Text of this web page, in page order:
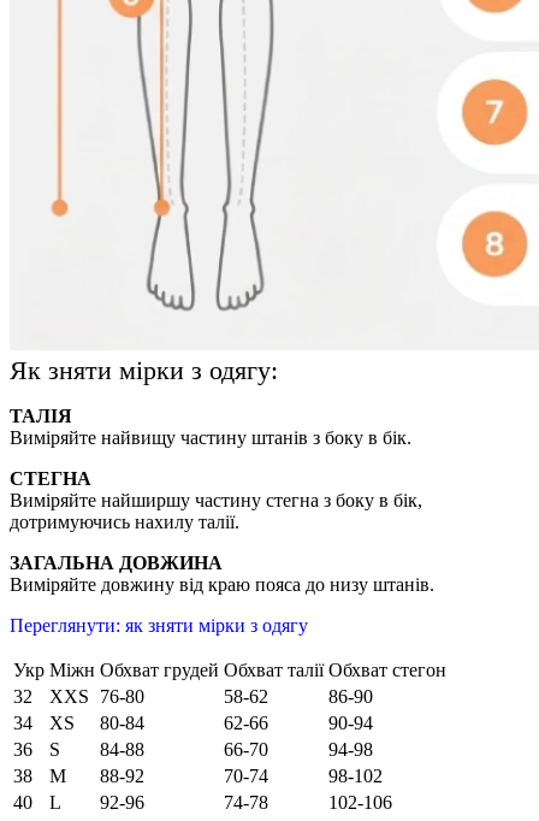
Як зняти мірки з одягу:
ТАЛІЯ
Виміряйте найвищу частину штанів з боку в бік.
СТЕГНА
Виміряйте найширшу частину стегна з боку в бік,
дотримуючись нахилу талії.
ЗАГАЛЬНА ДОВЖИНА
Виміряйте довжину від краю пояса до низу штанів.
Переглянути: як зняти мірки з одягу
Укр Міжн Обхват грудей Обхват талії Обхват стегон
32
XXS 76-80 58-62
86-90
34
XS 80-84 62-66
90-94
36
S 84-88 66-70
94-98
38
M 88-92 70-74
98-102
40
L 92-96 74-78
102-106